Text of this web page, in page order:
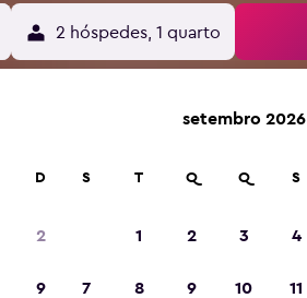
2 hóspedes, 1 quarto
D
2
9
setembro 2026
S T Q Q S
1 2 3 4
7 8 9 10 11